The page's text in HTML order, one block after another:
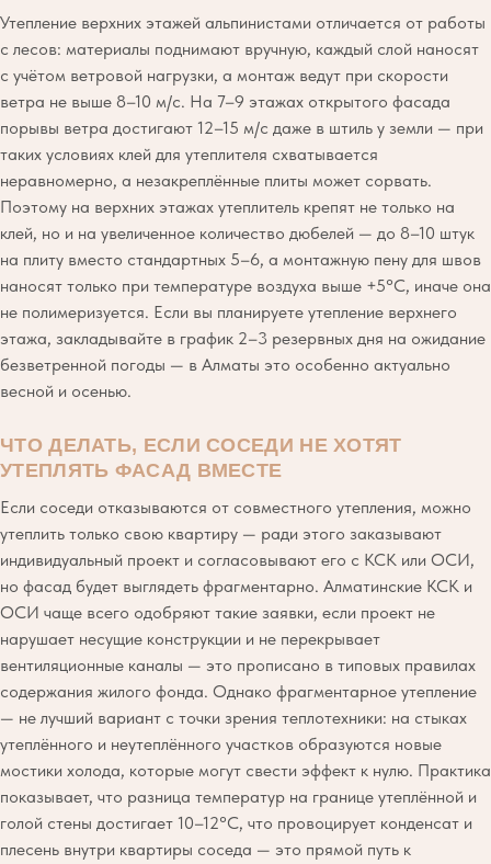
Утепление верхних этажей альпинистами отличается от работы
с лесов: материалы поднимают вручную, каждый слой наносят
с учётом ветровой нагрузки, а монтаж ведут при скорости
ветра не выше 8–10 м/с. На 7–9 этажах открытого фасада
порывы ветра достигают 12–15 м/с даже в штиль у земли — при
таких условиях клей для утеплителя схватывается
неравномерно, а незакреплённые плиты может сорвать.
Поэтому на верхних этажах утеплитель крепят не только на
клей, но и на увеличенное количество дюбелей — до 8–10 штук
на плиту вместо стандартных 5–6, а монтажную пену для швов
наносят только при температуре воздуха выше +5°C, иначе она
не полимеризуется. Если вы планируете утепление верхнего
этажа, закладывайте в график 2–3 резервных дня на ожидание
безветренной погоды — в Алматы это особенно актуально
весной и осенью.
ЧТО ДЕЛАТЬ, ЕСЛИ СОСЕДИ НЕ ХОТЯТ
УТЕПЛЯТЬ ФАСАД ВМЕСТЕ
Если соседи отказываются от совместного утепления, можно
утеплить только свою квартиру — ради этого заказывают
индивидуальный проект и согласовывают его с КСК или ОСИ,
но фасад будет выглядеть фрагментарно. Алматинские КСК и
ОСИ чаще всего одобряют такие заявки, если проект не
нарушает несущие конструкции и не перекрывает
вентиляционные каналы — это прописано в типовых правилах
содержания жилого фонда. Однако фрагментарное утепление
— не лучший вариант с точки зрения теплотехники: на стыках
утеплённого и неутеплённого участков образуются новые
мостики холода, которые могут свести эффект к нулю. Практика
показывает, что разница температур на границе утеплённой и
голой стены достигает 10–12°C, что провоцирует конденсат и
плесень внутри квартиры соседа — это прямой путь к